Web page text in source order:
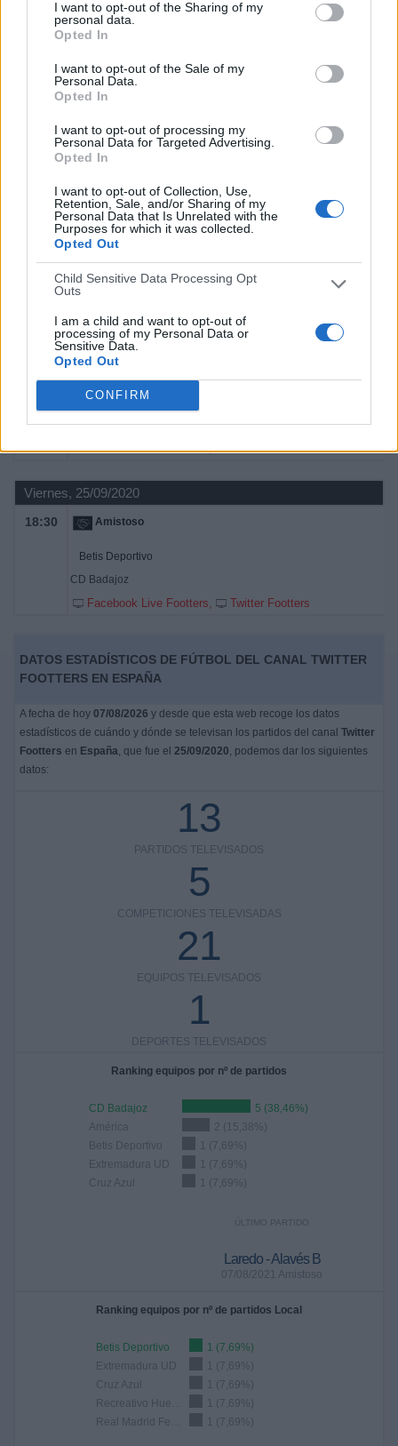
I want to opt-out of the Sharing of my
personal data.
Opted In
I want to opt-out of the Sale of my
Personal Data.
Opted In
I want to opt-out of processing my
Personal Data for Targeted Advertising.
Opted In
I want to opt-out of Collection, Use,
Retention, Sale, and/or Sharing of my
Personal Data that Is Unrelated with the
Purposes for which it was collected.
Opted Out
Child Sensitive Data Processing Opt
Outs
I am a child and want to opt-out of
processing of my Personal Data or
Sensitive Data.
Opted Out
CONFIRM
19:00 Amistoso
Extremadura UD
Don Benito
Facebook Live Footters Twitter Footters
Viernes, 25/09/2020
18:30 Amistoso
Betis Deportivo
CD Badajoz
Facebook Live Footters Twitter Footters
DATOS ESTADÍSTICOS DE FÚTBOL DEL CANAL TWITTER
FOOTTERS EN ESPAÑA
A fecha de hoy 07/08/2026 y desde que esta web recoge los datos
estadísticos de cuándo y dónde se televisan los partidos del canal Twitter
Footters en España, que fue el 25/09/2020, podemos dar los siguientes
datos:
13
PARTIDOS TELEVISADOS
5
COMPETICIONES TELEVISADAS
21
EQUIPOS TELEVISADOS
1
DEPORTES TELEVISADOS
Ranking equipos por nº de partidos
CD Badajoz
5 (38,46%)
América
2 (15,38%)
Betis Deportivo
1 (7,69%)
Extremadura UD
1 (7,69%)
Cruz Azul
1 (7,69%)
ÚLTIMO PARTIDO
Laredo - Alavés B
07/08/2021 Amistoso
Ranking equipos por nº de partidos Local
Betis Deportivo
1 (7,69%)
Extremadura UD
1 (7,69%)
Cruz Azul
1 (7,69%)
1 (7,69%)
1 (7,69%)